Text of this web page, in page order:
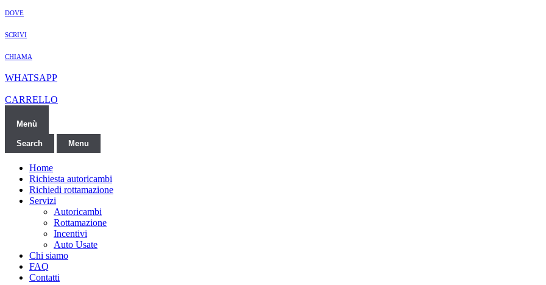
DOVE
SCRIVI
CHIAMA
WHATSAPP
CARRELLO
Menù
Search Menu
Home
Richiesta autoricambi
Richiedi rottamazione
Servizi
Autoricambi
Rottamazione
Incentivi
Auto Usate
Chi siamo
FAQ
Contatti